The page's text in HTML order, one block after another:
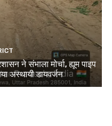
ने संभाला मोर्चा, ह्यूम पाइप
अस्थायी डायवर्जन